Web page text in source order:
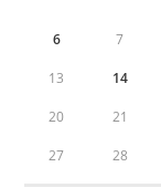
6 7
13 14
20 21
27 28